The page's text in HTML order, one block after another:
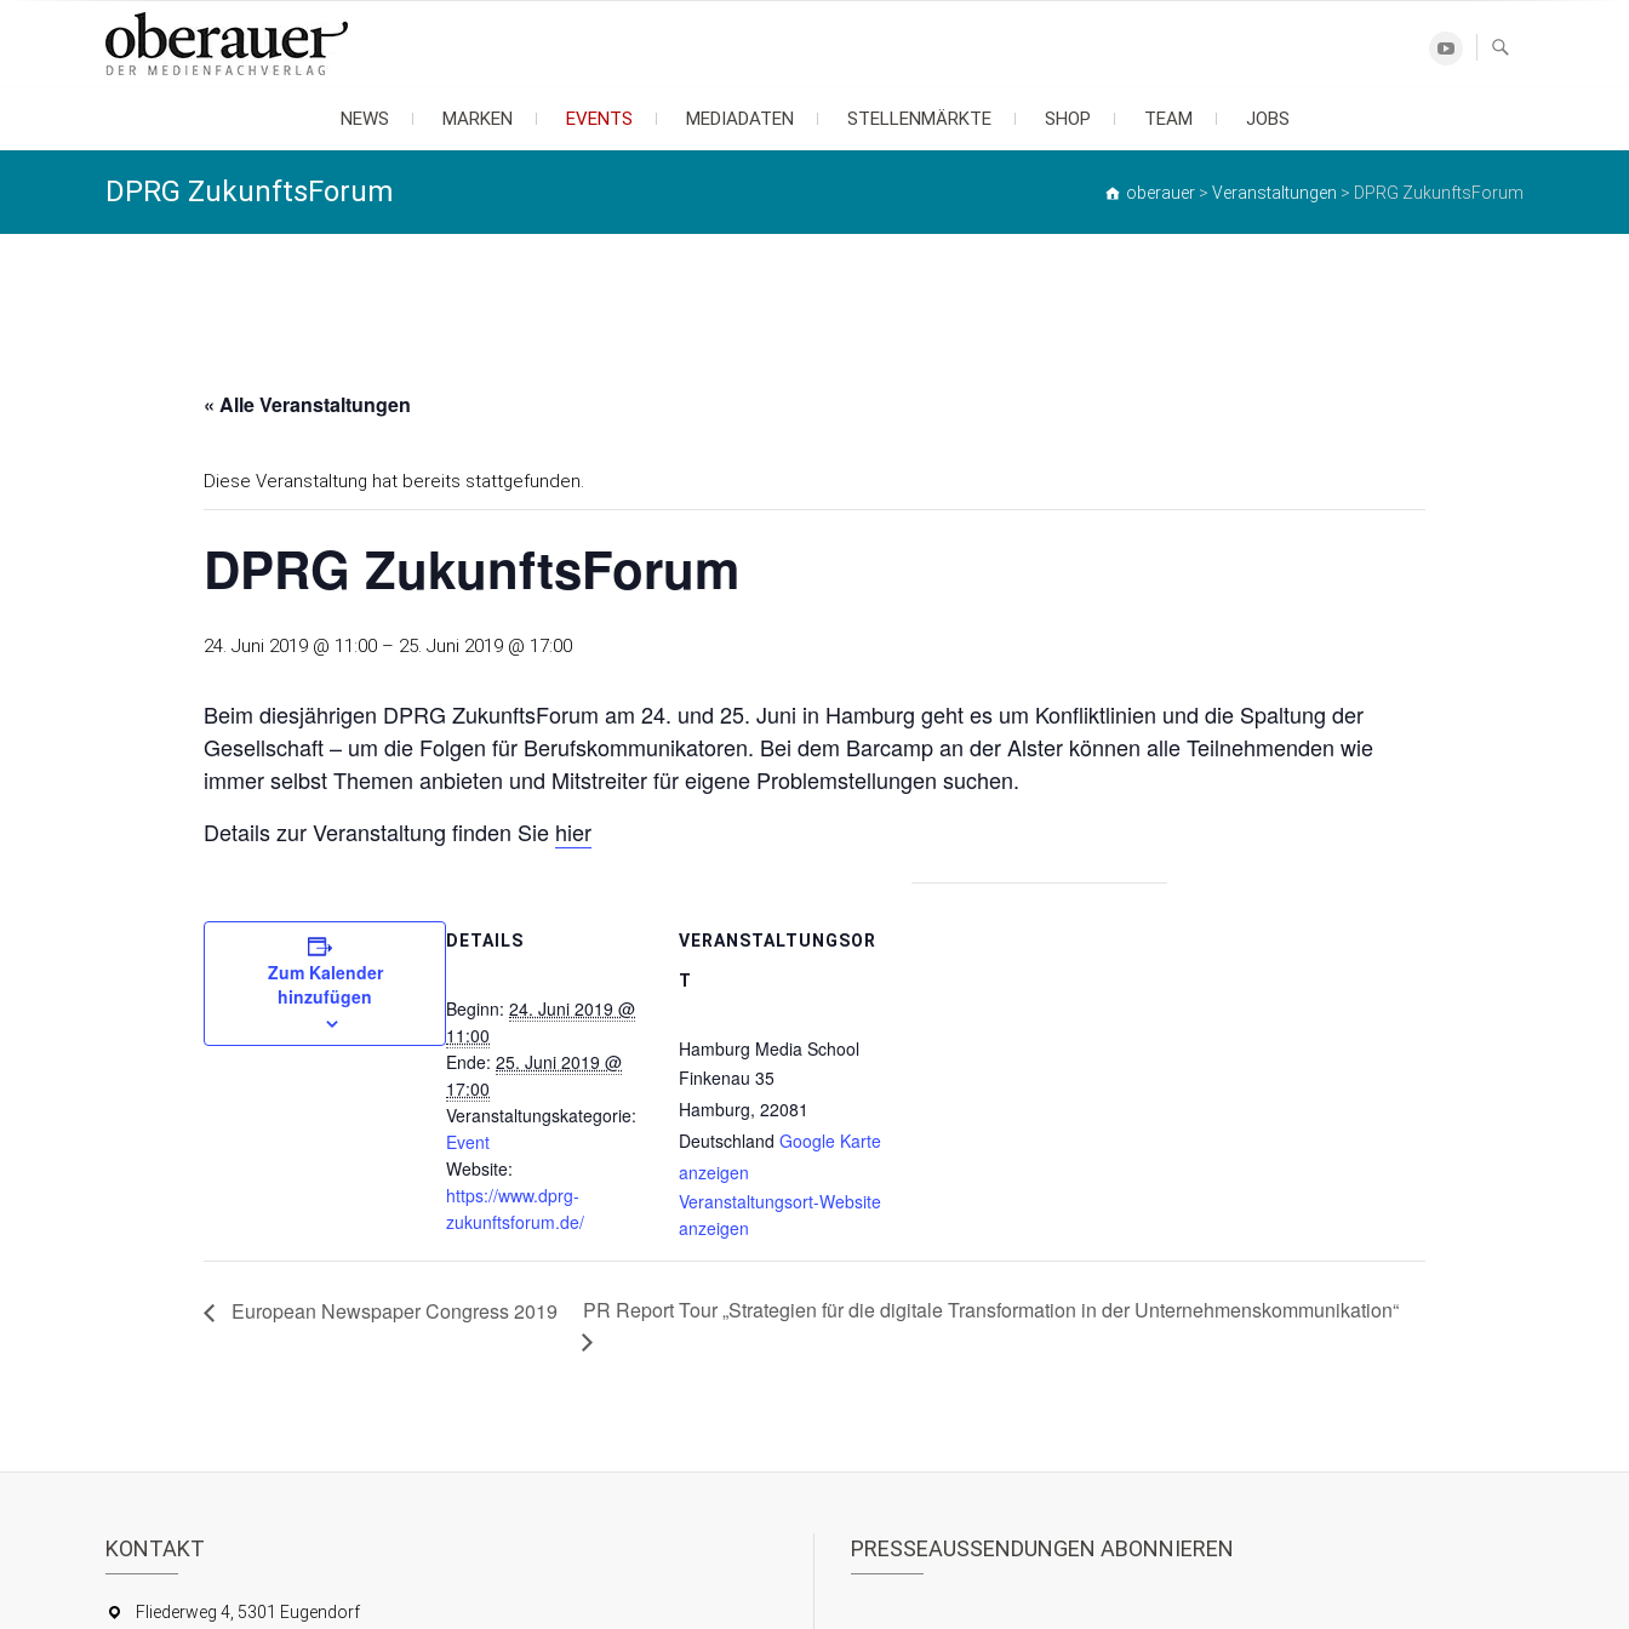
oberauer
der medienfachverlag Youtube
NEWS MARKEN EVENTS MEDIADATEN STELLENMÄRKTE SHOP TEAM JOBS
DPRG ZukunftsForum oberauer > Veranstaltungen > DPRG ZukunftsForum
« Alle Veranstaltungen
Diese Veranstaltung hat bereits stattgefunden.
DPRG ZukunftsForum
24. Juni 2019 @ 11:00 – 25. Juni 2019 @ 17:00
Beim diesjährigen DPRG ZukunftsForum am 24. und 25. Juni in Hamburg geht es um Konfliktlinien und die Spaltung der
Gesellschaft – um die Folgen für Berufskommunikatoren. Bei dem Barcamp an der Alster können alle Teilnehmenden wie
immer selbst Themen anbieten und Mitstreiter für eigene Problemstellungen suchen.
Details zur Veranstaltung finden Sie hier
Zum Kalender
hinzufügen
DETAILS
Beginn: 24. Juni 2019 @
11:00
Ende: 25. Juni 2019 @
17:00
Veranstaltungskategorie:
Event
Website:
https://www.dprg-
zukunftsforum.de/
VERANSTALTUNGSOR
T
Hamburg Media School
Finkenau 35
Hamburg, 22081
Deutschland Google Karte
anzeigen
Veranstaltungsort-Website
anzeigen
European Newspaper Congress 2019 PR Report Tour „Strategien für die digitale Transformation in der Unternehmenskommunikation“
KONTAKT
Fliederweg 4, 5301 Eugendorf
PRESSEAUSSENDUNGEN ABONNIEREN